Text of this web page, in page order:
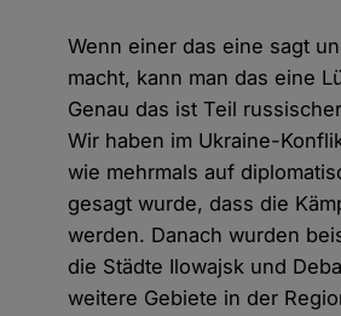
Wenn einer das eine sagt
macht, kann man das eine
Genau das ist Teil
Wir haben im Ukraine-
wie mehrmals auf
gesagt wurde, dass die
werden. Danach wurden
die Städte Ilowajsk und
weitere Gebiete in der